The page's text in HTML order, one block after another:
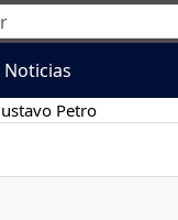
Noticias
Petro